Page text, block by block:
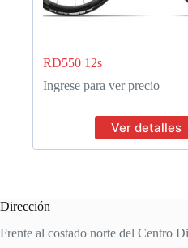
RD550 12s
Ingrese para ver precio
Ver detalles
Dirección
Frente al costado norte del Centro